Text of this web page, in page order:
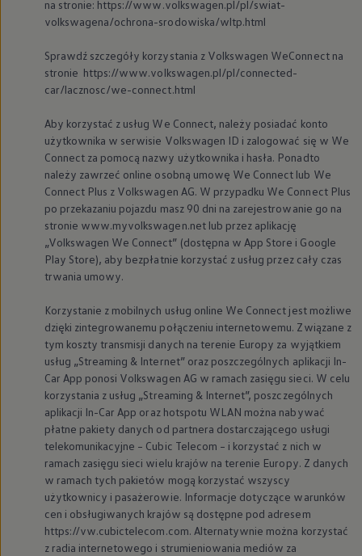
na stronie: https://www.volkswagen.pl/pl/swiat-
volkswagena/ochrona-srodowiska/wltp.html
Sprawdź szczegóły korzystania z Volkswagen WeConnect na
stronie https://www.volkswagen.pl/pl/connected-
car/lacznosc/we-connect.html
Aby korzystać z usług We Connect, należy posiadać konto
użytkownika w serwisie Volkswagen ID i zalogować się w We
Connect za pomocą nazwy użytkownika i hasła. Ponadto
należy zawrzeć online osobną umowę We Connect lub We
Connect Plus z Volkswagen AG. W przypadku We Connect Plus
po przekazaniu pojazdu masz 90 dni na zarejestrowanie go na
stronie www.myvolkswagen.net lub przez aplikację
„Volkswagen We Connect” (dostępna w App Store i Google
Play Store), aby bezpłatnie korzystać z usług przez cały czas
trwania umowy.
Korzystanie z mobilnych usług online We Connect jest możliwe
dzięki zintegrowanemu połączeniu internetowemu. Związane z
tym koszty transmisji danych na terenie Europy za wyjątkiem
usług „Streaming & Internet” oraz poszczególnych aplikacji In-
Car App ponosi Volkswagen AG w ramach zasięgu sieci. W celu
korzystania z usług „Streaming & Internet”, poszczególnych
aplikacji In-Car App oraz hotspotu WLAN można nabywać
płatne pakiety danych od partnera dostarczającego usługi
telekomunikacyjne – Cubic Telecom – i korzystać z nich w
ramach zasięgu sieci wielu krajów na terenie Europy. Z danych
w ramach tych pakietów mogą korzystać wszyscy
użytkownicy i pasażerowie. Informacje dotyczące warunków
cen i obsługiwanych krajów są dostępne pod adresem
https://vw.cubictelecom.com. Alternatywnie można korzystać
z radia internetowego i strumieniowania mediów za